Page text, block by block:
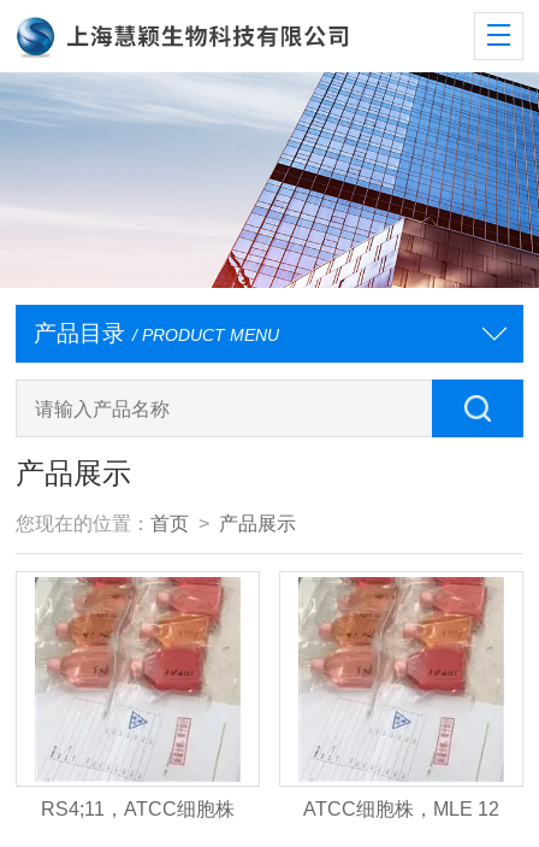
产品目录 / PRODUCT MENU
产品展示
您现在的位置：首页 > 产品展示
RS4;11，ATCC细胞株 ATCC细胞株，MLE 12